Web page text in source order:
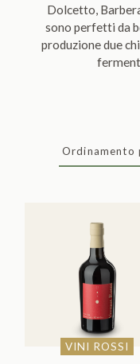
Dolcetto,
sono perfetti da
produzione due
VINI ROSSI